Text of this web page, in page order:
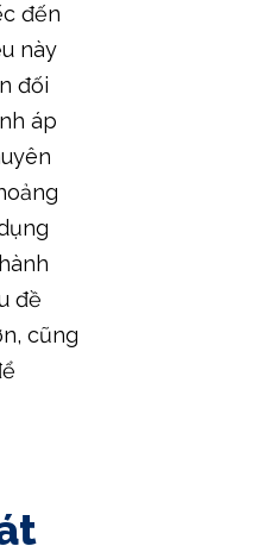
đến
này
đối
áp
đề
cũng